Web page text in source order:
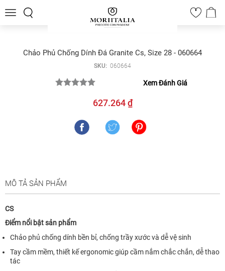
Toggle
0
Chảo Phủ Chống Dính Đá Granite Cs, Size 28 - 060664
SKU: 060664
Xem Đánh Giá
627.264 ₫
MÔ TẢ SẢN PHẨM
CS
Điểm nổi bật sản phẩm
Chảo phủ chống dính bền bỉ, chống trầy xước và dễ vệ sinh
Tay cầm mềm, thiết kế ergonomic giúp cầm nắm chắc chắn, dễ thao
tác